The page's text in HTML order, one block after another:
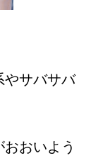
やサバサバ
おいよう